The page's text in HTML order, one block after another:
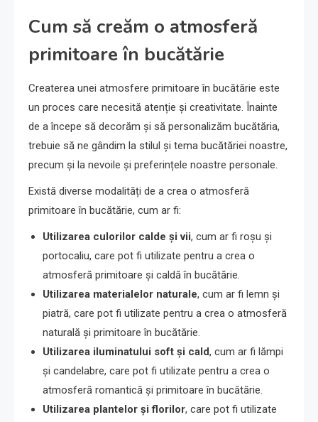
Cum să creăm o atmosferă
primitoare în bucătărie
Createrea unei atmosfere primitoare în bucătărie este
un proces care necesită atenție și creativitate. Înainte
de a începe să decorăm și să personalizăm bucătăria,
trebuie să ne gândim la stilul și tema bucătăriei noastre,
precum și la nevoile și preferințele noastre personale.
Există diverse modalități de a crea o atmosferă
primitoare în bucătărie, cum ar fi:
Utilizarea culorilor calde și vii, cum ar fi roșu și
portocaliu, care pot fi utilizate pentru a crea o
atmosferă primitoare și caldă în bucătărie.
Utilizarea materialelor naturale, cum ar fi lemn și
piatră, care pot fi utilizate pentru a crea o atmosferă
naturală și primitoare în bucătărie.
Utilizarea iluminatului soft și cald, cum ar fi lămpi
și candelabre, care pot fi utilizate pentru a crea o
atmosferă romantică și primitoare în bucătărie.
Utilizarea plantelor și florilor, care pot fi utilizate